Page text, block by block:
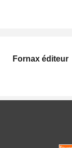
Fornax éditeur